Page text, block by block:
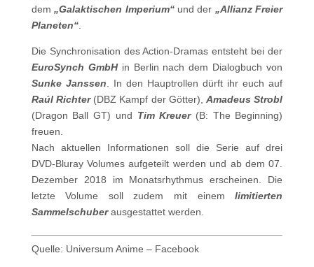
dem„Galaktischen Imperium“und der „Allianz Freier
Planeten“.
Die Synchronisation des Action-Dramas entsteht bei der
EuroSynch GmbHin Berlin nach dem Dialogbuch von
Sunke Janssen. In den Hauptrollen dürft ihr euch auf
Raúl Richter(DBZ Kampf der Götter), Amadeus Strobl
(Dragon Ball GT) und Tim Kreuer (B: The Beginning)
freuen.
Nach aktuellen Informationen soll die Serie auf drei
DVD-Bluray Volumes aufgeteilt werden und ab dem 07.
Dezember 2018 im Monatsrhythmus erscheinen. Die
letzte Volume soll zudem mit einemlimitierten
Sammelschuber ausgestattet werden.
Quelle: Universum Anime – Facebook